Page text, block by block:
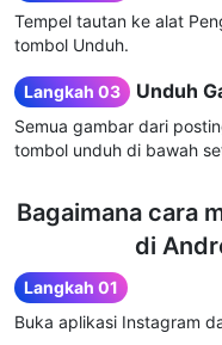
Tempel tautan ke alat
tombol Unduh.
Langkah 03 Unduh
Semua gambar dari
tombol unduh di bawah
Bagaimana cara
di
Langkah 01
Buka aplikasi Instagram